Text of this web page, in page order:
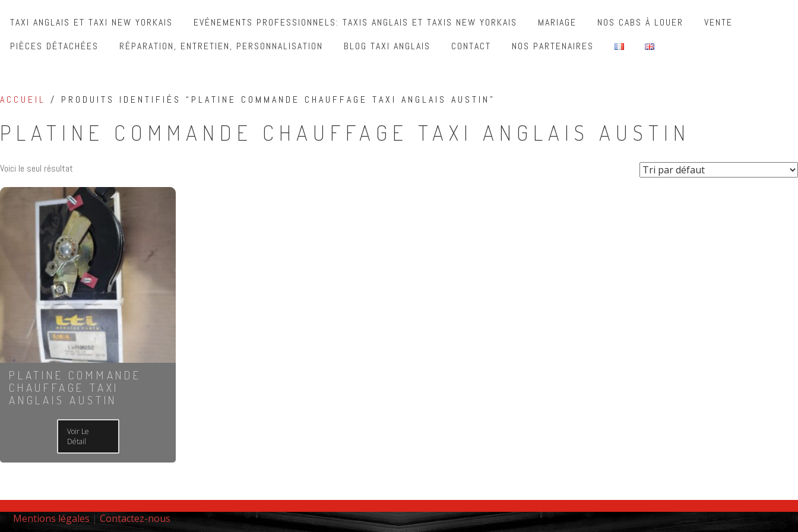
TAXI ANGLAIS ET TAXI NEW YORKAIS EVÉNEMENTS PROFESSIONNELS: TAXIS ANGLAIS ET TAXIS NEW YORKAIS MARIAGE NOS CABS À LOUER
VENTE
PIÈCES DÉTACHÉES
RÉPARATION, ENTRETIEN, PERSONNALISATION BLOG TAXI ANGLAIS CONTACT NOS PARTENAIRES
ACCUEIL / PRODUITS IDENTIFIÉS “PLATINE COMMANDE CHAUFFAGE TAXI ANGLAIS AUSTIN”
PLATINE COMMANDE CHAUFFAGE TAXI ANGLAIS AUSTIN
Voici le seul résultat
PLATINE COMMANDE
CHAUFFAGE TAXI
ANGLAIS AUSTIN
Voir Le
Détail
Mentions légales | Contactez-nous